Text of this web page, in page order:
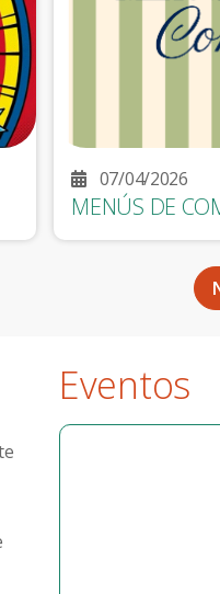
07/04/2026
MENÚS DE
Eventos